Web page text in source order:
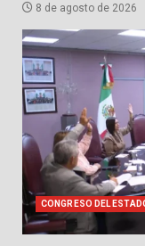
8 de agosto de 2026
CONGRESO DEL